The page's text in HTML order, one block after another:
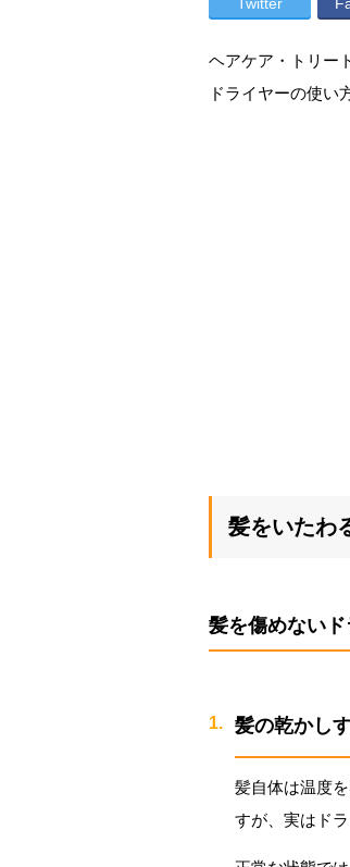
ヘアケア・トリー
ドライヤーの使い
髪をいたわ
髪を傷めない
髪の乾かし
髪自体は温度
すが、実はド